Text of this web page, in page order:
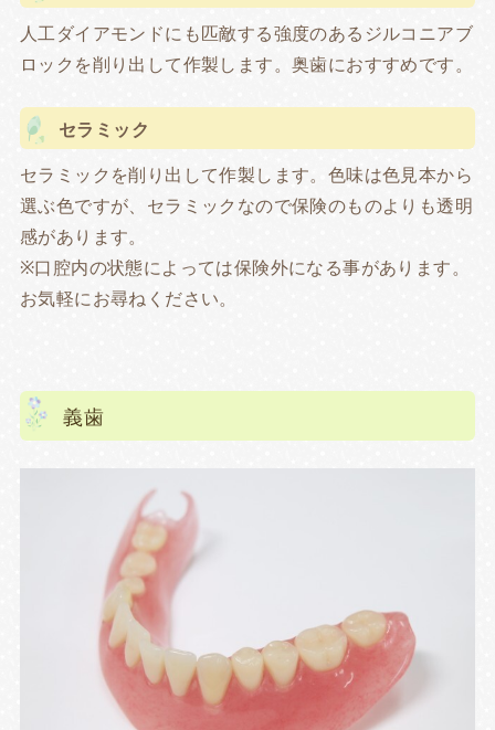
人工ダイアモンドにも匹敵する強度のあるジルコニアブ
ロックを削り出して作製します。奥歯におすすめです。
セラミック
セラミックを削り出して作製します。色味は色見本から
選ぶ色ですが、セラミックなので保険のものよりも透明
感があります。
※口腔内の状態によっては保険外になる事があります。
お気軽にお尋ねください。
義歯